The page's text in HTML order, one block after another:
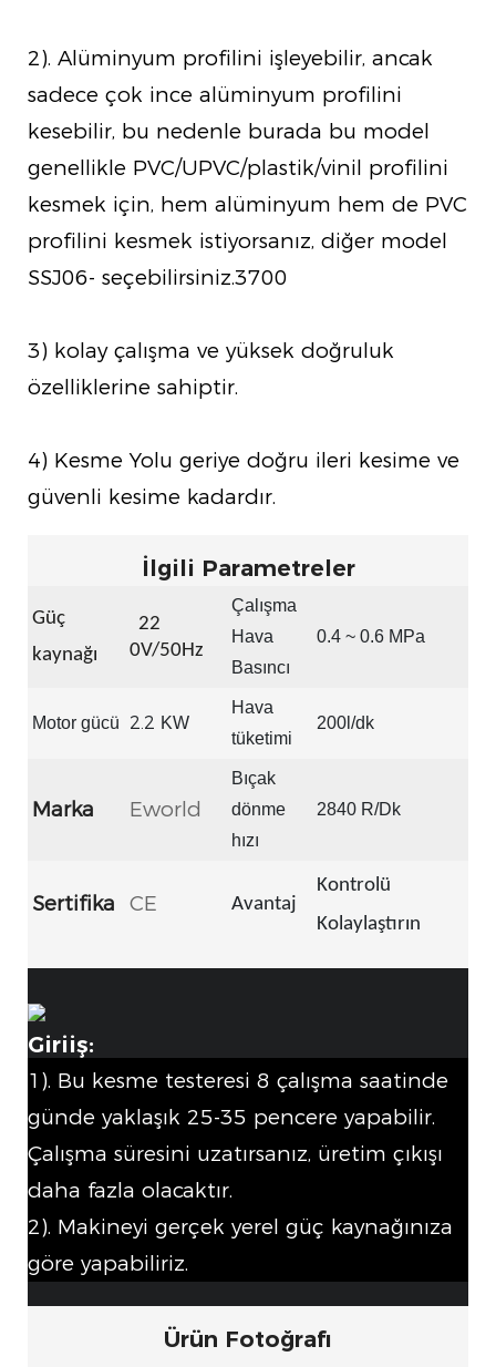
2). Alüminyum profilini işleyebilir, ancak
sadece çok ince alüminyum profilini
kesebilir, bu nedenle burada bu model
genellikle PVC/UPVC/plastik/vinil profilini
kesmek için, hem alüminyum hem de PVC
profilini kesmek istiyorsanız, diğer model
SSJ06- seçebilirsiniz.3700
3) kolay çalışma ve yüksek doğruluk
özelliklerine sahiptir.
4) Kesme Yolu geriye doğru ileri kesime ve
güvenli kesime kadardır.
İlgili Parametreler
Güç
kaynağı
22
0V/50Hz
Çalışma
Hava
Basıncı
0.4 ~ 0.6 MPa
Motor gücü 2.2 KW
Hava
tüketimi
200l/dk
Marka Eworld
Bıçak
dönme
hızı
2840 R/Dk
Sertifika CE Avantaj
Kontrolü
Kolaylaştırın
Giriiş:
1). Bu kesme testeresi 8 çalışma saatinde
günde yaklaşık 25-35 pencere yapabilir.
Çalışma süresini uzatırsanız, üretim çıkışı
daha fazla olacaktır.
2). Makineyi gerçek yerel güç kaynağınıza
göre yapabiliriz.
Ürün Fotoğrafı